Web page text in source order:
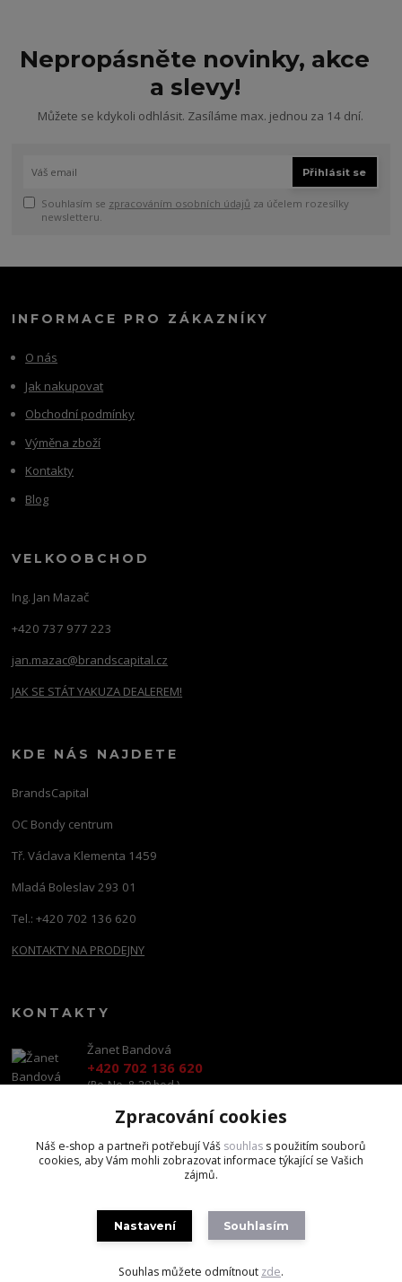
Nepropásněte novinky, akce
a slevy!
Můžete se kdykoli odhlásit. Zasíláme max. jednou za 14 dní.
Přihlásit se
Souhlasím se zpracováním osobních údajů za účelem rozesílky
newsletteru.
INFORMACE PRO ZÁKAZNÍKY
O nás
Jak nakupovat
Obchodní podmínky
Výměna zboží
Kontakty
Blog
VELKOOBCHOD
Ing. Jan Mazač
+420 737 977 223
jan.mazac@brandscapital.cz
JAK SE STÁT YAKUZA DEALEREM!
KDE NÁS NAJDETE
BrandsCapital
OC Bondy centrum
Tř. Václava Klementa 1459
Mladá Boleslav 293 01
Tel.: +420 702 136 620
KONTAKTY NA PRODEJNY
KONTAKTY
Žanet Bandová
+420 702 136 620
(Po-Ne, 8-20 hod.)
shop@brandscapital.cz
Zpracování cookies
Náš e-shop a partneři potřebují Váš souhlas s použitím souborů
cookies, aby Vám mohli zobrazovat informace týkající se Vašich
zájmů.
Nastavení Souhlasím
Souhlas můžete odmítnout zde.